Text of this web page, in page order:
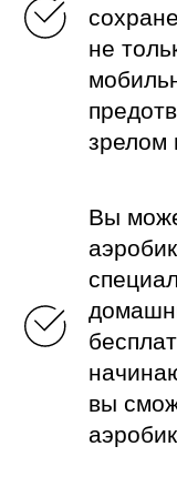
не
зрелом
Вы
вы